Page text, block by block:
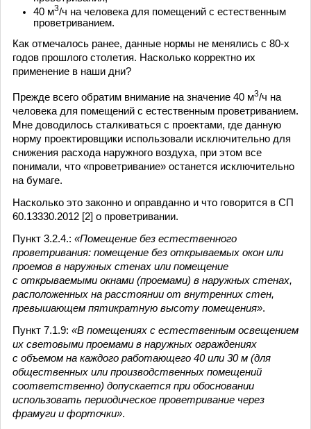
40 м3/ч на человека для помещений с естественным
проветриванием.
Как отмечалось ранее, данные нормы не менялись с 80-х
годов прошлого столетия. Насколько корректно их
применение в наши дни?
Прежде всего обратим внимание на значение 40 м3/ч на
человека для помещений с естественным проветриванием.
Мне доводилось сталкиваться с проектами, где данную
норму проектировщики использовали исключительно для
снижения расхода наружного воздуха, при этом все
понимали, что «проветривание» останется исключительно
на бумаге.
Насколько это законно и оправданно и что говорится в СП
60.13330.2012 [2] о проветривании.
Пункт 3.2.4.: «Помещение без естественного
проветривания: помещение без открываемых окон или
проемов в наружных стенах или помещение
с открываемыми окнами (проемами) в наружных стенах,
расположенных на расстоянии от внутренних стен,
превышающем пятикратную высоту помещения».
Пункт 7.1.9: «В помещениях с естественным освещением
их световыми проемами в наружных ограждениях
с объемом на каждого работающего 40 или 30 м (для
общественных или производственных помещений
соответственно) допускается при обосновании
использовать периодическое проветривание через
фрамуги и форточки».